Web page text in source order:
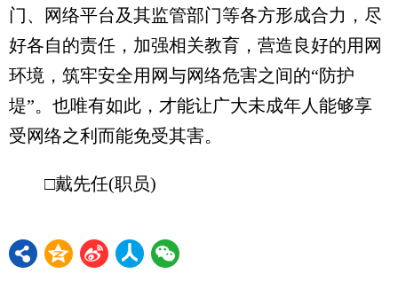
门、网络平台及其监管部门等各方形成合力，尽
好各自的责任，加强相关教育，营造良好的用网
环境，筑牢安全用网与网络危害之间的“防护
堤”。也唯有如此，才能让广大未成年人能够享
受网络之利而能免受其害。
□戴先任(职员)